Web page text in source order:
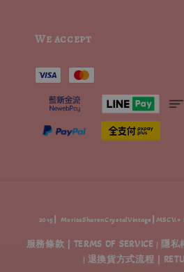
We accept
2015┃ MoritaSharonCrystalVintage┃MSCV.×
服務條款 | TERMS OF SERVICE | 隱私
| 退換貨方式流程 |